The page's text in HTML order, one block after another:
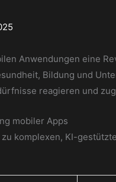
Anwendungen eine
Bildung und
reagieren und
mobiler Apps
komplexen, KI-